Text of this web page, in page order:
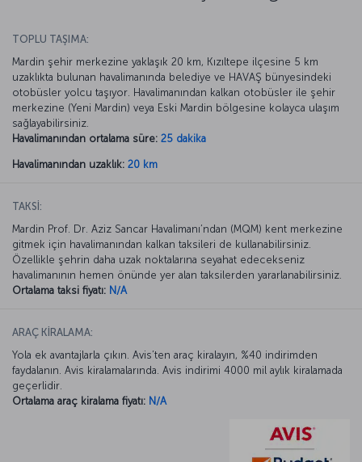
TOPLU TAŞIMA:
Mardin şehir merkezine yaklaşık 20 km, Kızıltepe ilçesine 5 km
uzaklıkta bulunan havalimanında belediye ve HAVAŞ bünyesindeki
otobüsler yolcu taşıyor. Havalimanından kalkan otobüsler ile şehir
merkezine (Yeni Mardin) veya Eski Mardin bölgesine kolayca ulaşım
sağlayabilirsiniz.
Havalimanından ortalama süre: 25 dakika
Havalimanından uzaklık: 20 km
TAKSİ:
Mardin Prof. Dr. Aziz Sancar Havalimanı’ndan (MQM) kent merkezine
gitmek için havalimanından kalkan taksileri de kullanabilirsiniz.
Özellikle şehrin daha uzak noktalarına seyahat edecekseniz
havalimanının hemen önünde yer alan taksilerden yararlanabilirsiniz.
Ortalama taksi fiyatı: N/A
ARAÇ KİRALAMA:
Yola ek avantajlarla çıkın. Avis’ten araç kiralayın, %40 indirimden
faydalanın. Avis kiralamalarında. Avis indirimi 4000 mil aylık kiralamada
geçerlidir.
Ortalama araç kiralama fiyatı: N/A